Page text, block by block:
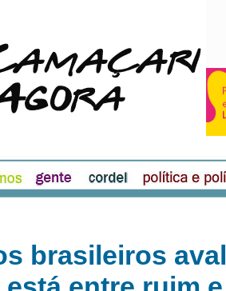
brasileiros